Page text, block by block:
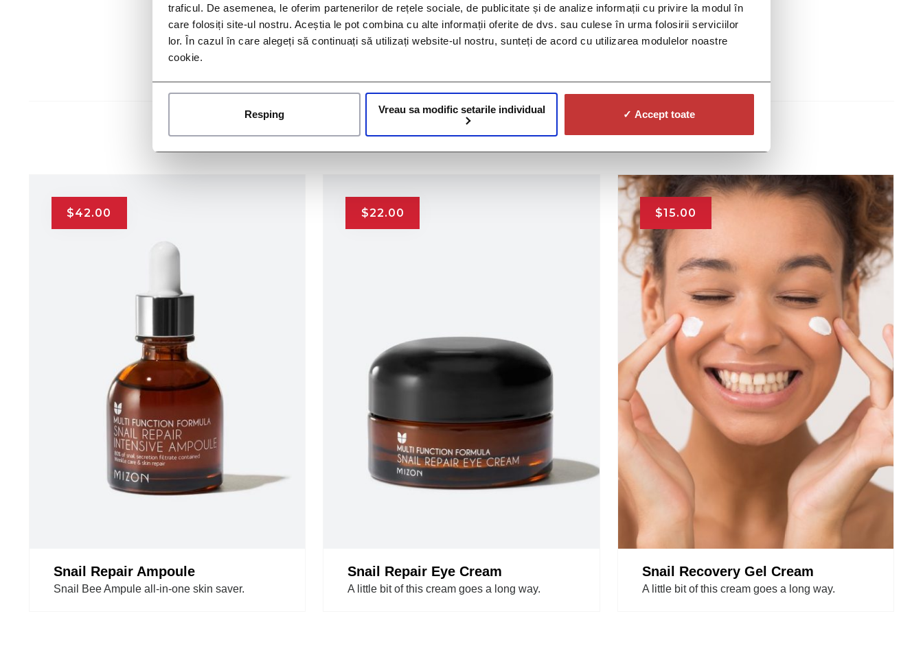
traficul. De asemenea, le oferim partenerilor de rețele sociale, de publicitate și de analize informații cu privire la modul în
care folosiți site-ul nostru. Aceștia le pot combina cu alte informații oferite de dvs. sau culese în urma folosirii serviciilor
lor. În cazul în care alegeți să continuați să utilizați website-ul nostru, sunteți de acord cu utilizarea modulelor noastre
cookie.
Resping Vreau sa modific setarile individual ✓ Accept toate
name a few.
Suitable for all skin types.
Related products
$42.00
Snail Repair Ampoule
Snail Bee Ampule all-in-one skin saver.
$22.00
Snail Repair Eye Cream
A little bit of this cream goes a long way.
$15.00
Snail Recovery Gel Cream
A little bit of this cream goes a long way.